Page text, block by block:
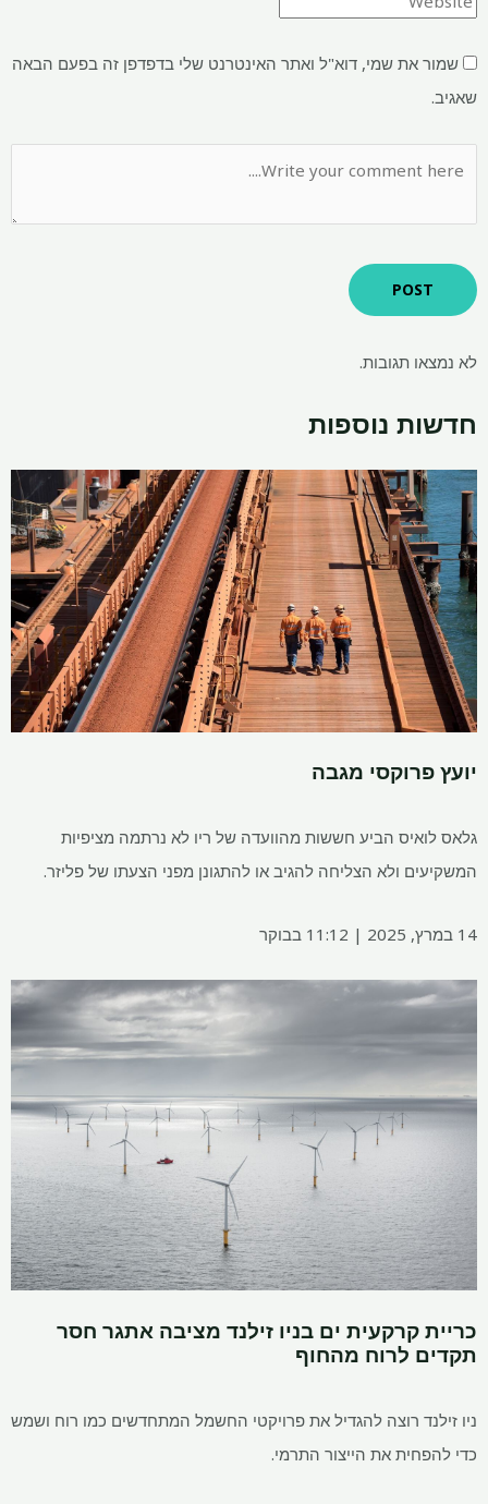
שמור את שמי, דוא"ל ואתר האינטרנט שלי בדפדפן זה בפעם הבאה
שאגיב.
לא נמצאו תגובות.
חדשות נוספות
יועץ פרוקסי מגבה
גלאס לואיס הביע חששות מהוועדה של ריו לא נרתמה מציפיות
המשקיעים ולא הצליחה להגיב או להתגונן מפני הצעתו של פליזר.
14 במרץ, 2025 | 11:12 בבוקר
כריית קרקעית ים בניו זילנד מציבה אתגר חסר
תקדים לרוח מהחוף
ניו זילנד רוצה להגדיל את פרויקטי החשמל המתחדשים כמו רוח ושמש
כדי להפחית את הייצור התרמי.